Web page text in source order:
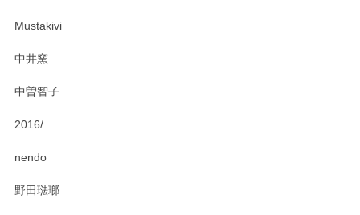
Mustakivi
中井窯
中曽智子
2016/
nendo
野田琺瑯